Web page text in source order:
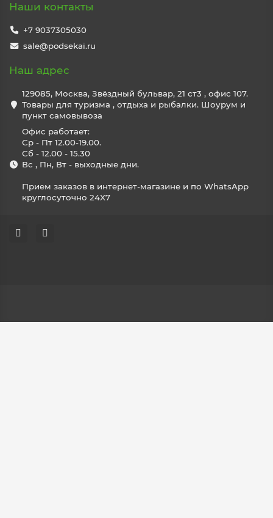
Наши контакты
+7 9037305030
sale@podsekai.ru
Наш адрес
129085, Москва, Звёздный бульвар, 21 ст3 , офис 107.
Товары для туризма , отдыха и рыбалки. Шоурум и
пункт самовывоза
Офис работает:
Ср - Пт 12.00-19.00.
Сб - 12.00 - 15.30
Вс , Пн, Вт - выходные дни.
Прием заказов в интернет-магазине и по WhatsApp
круглосуточно 24X7